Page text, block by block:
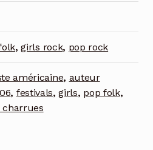
,girls rock, pop rock
américaine, auteur
, festivals,girls, pop folk,
charrues